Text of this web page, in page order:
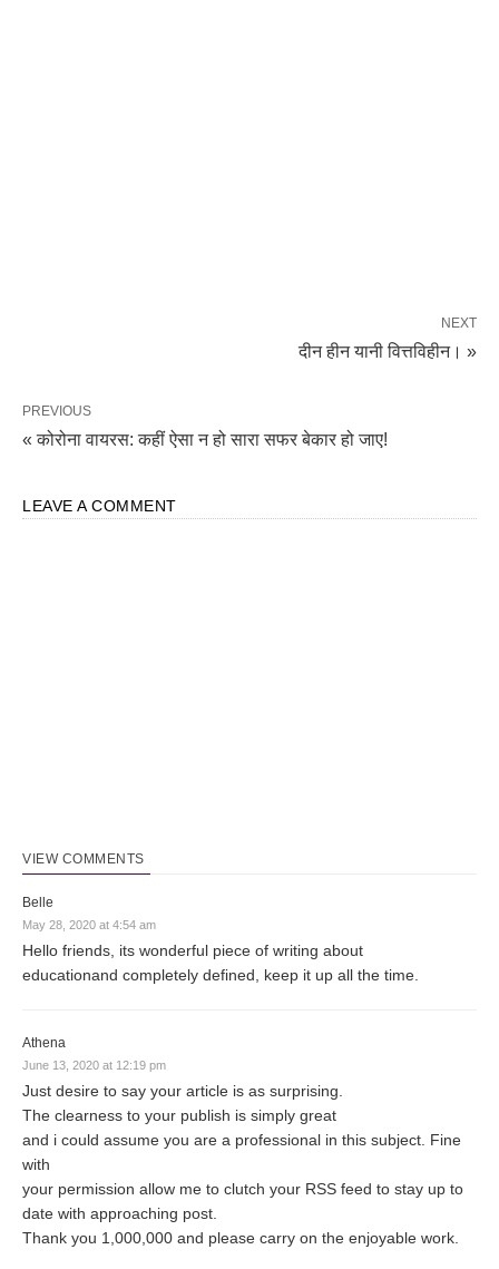
NEXT
दीन हीन यानी वित्तविहीन। »
PREVIOUS
« कोरोना वायरस: कहीं ऐसा न हो सारा सफर बेकार हो जाए!
LEAVE A COMMENT
VIEW COMMENTS
Belle
May 28, 2020 at 4:54 am
Hello friends, its wonderful piece of writing about
educationand completely defined, keep it up all the time.
Athena
June 13, 2020 at 12:19 pm
Just desire to say your article is as surprising.
The clearness to your publish is simply great
and i could assume you are a professional in this subject. Fine
with
your permission allow me to clutch your RSS feed to stay up to
date with approaching post.
Thank you 1,000,000 and please carry on the enjoyable work.